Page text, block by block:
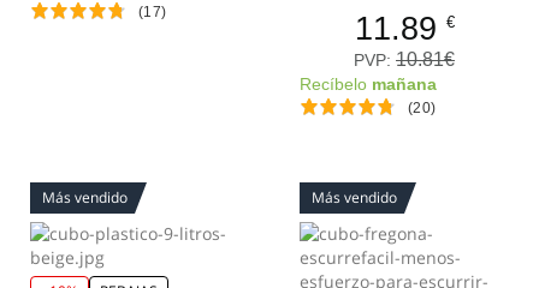
(17) 11.89 €
PVP: 10.81€
Recíbelo mañana
(20)
Más vendido Más vendido